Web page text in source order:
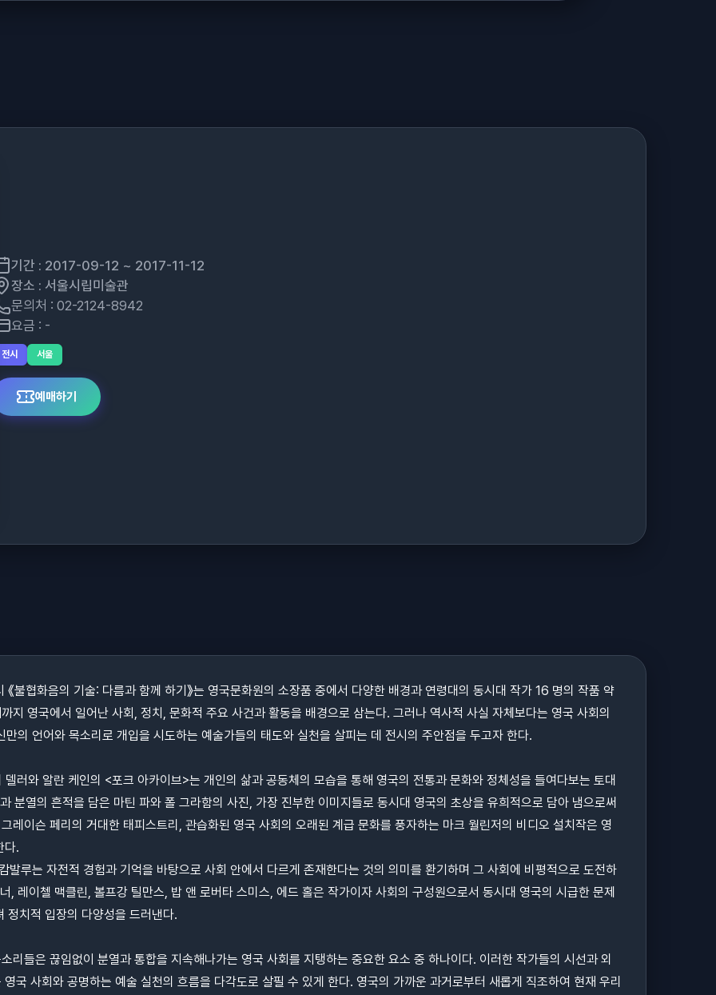
기간 : 2017-09-12 ~ 2017-11-12
장소 : 서울시립미술관
문의처 : 02-2124-8942
요금 : -
전시 서울
예매하기
불협화음의 기술: 다름과 함께 하기》는 영국문화원의 소장품 중에서 다양한 배경과 연령대의 동시대 작가 16 명의 작품 약
영국에서 일어난 사회, 정치, 문화적 주요 사건과 활동을 배경으로 삼는다. 그러나 역사적 사실 자체보다는 영국 사회의
의 언어와 목소리로 개입을 시도하는 예술가들의 태도와 실천을 살피는 데 전시의 주안점을 두고자 한다.
러와 알란 케인의 <포크 아카이브>는 개인의 삶과 공동체의 모습을 통해 영국의 전통과 문화와 정체성을 들여다보는 토대
분열의 흔적을 담은 마틴 파와 폴 그라함의 사진, 가장 진부한 이미지들로 동시대 영국의 초상을 유희적으로 담아 냄으로써
레이슨 페리의 거대한 태피스트리, 관습화된 영국 사회의 오래된 계급 문화를 풍자하는 마크 월린저의 비디오 설치작은 영
다.
발루는 자전적 경험과 기억을 바탕으로 사회 안에서 다르게 존재한다는 것의 의미를 환기하며 그 사회에 비평적으로 도전하
, 레이첼 맥클린, 볼프강 틸만스, 밥 앤 로버타 스미스, 에드 홀은 작가이자 사회의 구성원으로서 동시대 영국의 시급한 문제
정치적 입장의 다양성을 드러낸다.
리들은 끊임없이 분열과 통합을 지속해나가는 영국 사회를 지탱하는 중요한 요소 중 하나이다. 이러한 작가들의 시선과 외
국 사회와 공명하는 예술 실천의 흐름을 다각도로 살필 수 있게 한다. 영국의 가까운 과거로부터 새롭게 직조하여 현재 우리